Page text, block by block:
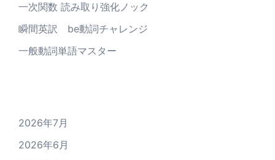
一次関数 読み取り強化ノック
瞬間英訳 be動詞チャレンジ
一般動詞単語マスター
2026年7月
2026年6月